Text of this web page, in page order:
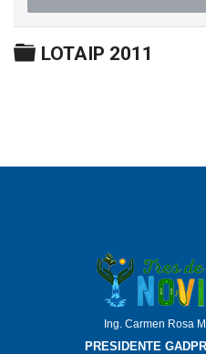
Carpeta
LOTAIP 2011
Ing. Carmen Rosa
PRESIDENTE